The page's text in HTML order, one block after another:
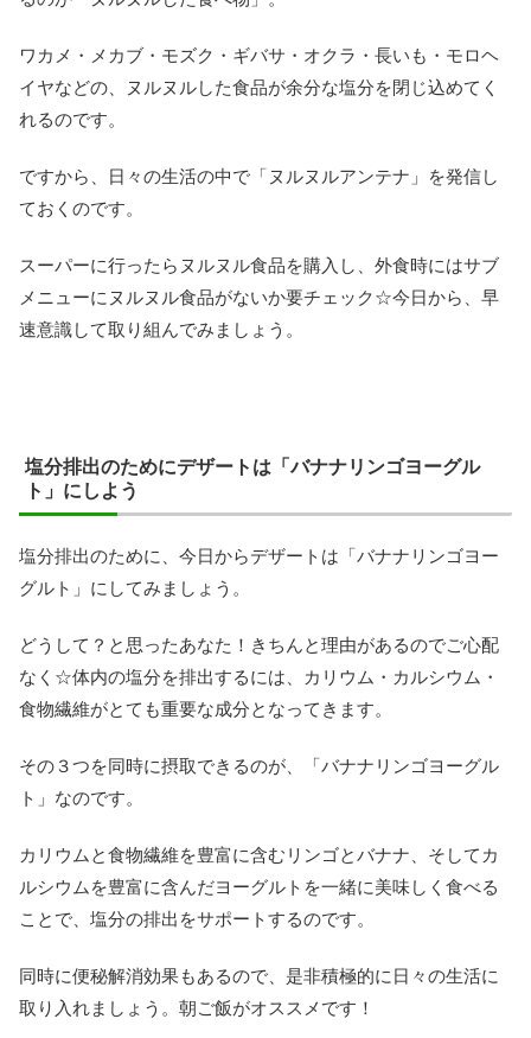
ワカメ・メカブ・モズク・ギバサ・オクラ・長いも・モロヘ
イヤなどの、ヌルヌルした食品が余分な塩分を閉じ込めてく
れるのです。
ですから、日々の生活の中で「ヌルヌルアンテナ」を発信し
ておくのです。
スーパーに行ったらヌルヌル食品を購入し、外食時にはサブ
メニューにヌルヌル食品がないか要チェック☆今日から、早
速意識して取り組んでみましょう。
塩分排出のためにデザートは「バナナリンゴヨーグル
ト」にしよう
塩分排出のために、今日からデザートは「バナナリンゴヨー
グルト」にしてみましょう。
どうして？と思ったあなた！きちんと理由があるのでご心配
なく☆体内の塩分を排出するには、カリウム・カルシウム・
食物繊維がとても重要な成分となってきます。
その３つを同時に摂取できるのが、「バナナリンゴヨーグル
ト」なのです。
カリウムと食物繊維を豊富に含むリンゴとバナナ、そしてカ
ルシウムを豊富に含んだヨーグルトを一緒に美味しく食べる
ことで、塩分の排出をサポートするのです。
同時に便秘解消効果もあるので、是非積極的に日々の生活に
取り入れましょう。朝ご飯がオススメです！